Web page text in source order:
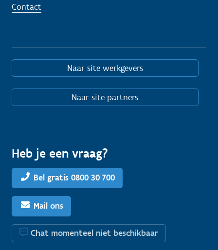
Contact
Naar site werkgevers
Naar site partners
Heb je een vraag?
Bel gratis 0800 30 700
Mail ons
Chat momenteel niet beschikbaar